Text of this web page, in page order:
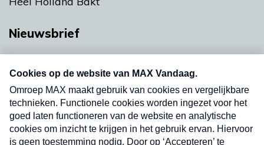
Nieuwsbrief
nieuwsbrief. Elke vrijdag- en dinsdagochtend in
uw mailbox.
Verzend